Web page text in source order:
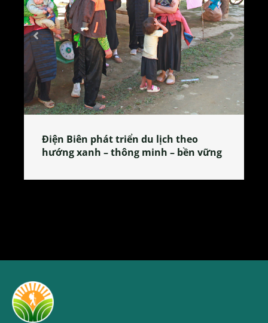
Làng làm bánh tẻ Phú Nhi – nơi lan
tỏa đặc sản xứ Đoài